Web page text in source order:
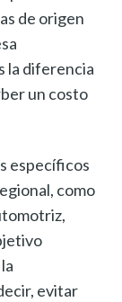
de origen
la diferencia
un costo
específicos
como
evitar